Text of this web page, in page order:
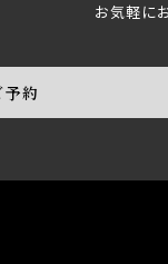
お気軽に
約